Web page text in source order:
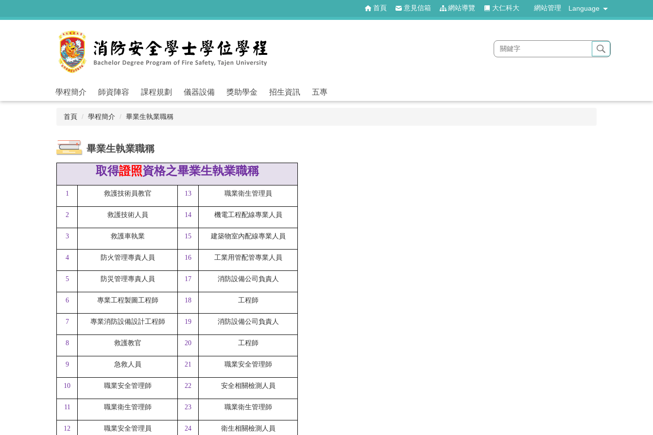
首頁 意見信箱 網站導覽 大仁科大 網站管理 Language
學程簡介 師資陣容 課程規劃 儀器設備 獎助學金 招生資訊 五專
首頁 學程簡介 畢業生執業職稱
畢業生執業職稱
取得證照資格之畢業生執業職稱
1 救護技術員教官 13 職業衛生管理員
2 救護技術人員 14 機電工程配線專業人員
3 救護車執業 15 建築物室內配線專業人員
4 防火管理專責人員 16 工業用管配管專業人員
5 防災管理專責人員 17 消防設備公司負責人
6 專業工程製圖工程師 18 工程師
7 專業消防設備設計工程師 19 消防設備公司負責人
8 救護教官 20 工程師
9 急救人員 21 職業安全管理師
10 職業安全管理師 22 安全相關檢測人員
11 職業衛生管理師 23 職業衛生管理師
12 職業安全管理員 24 衛生相關檢測人員